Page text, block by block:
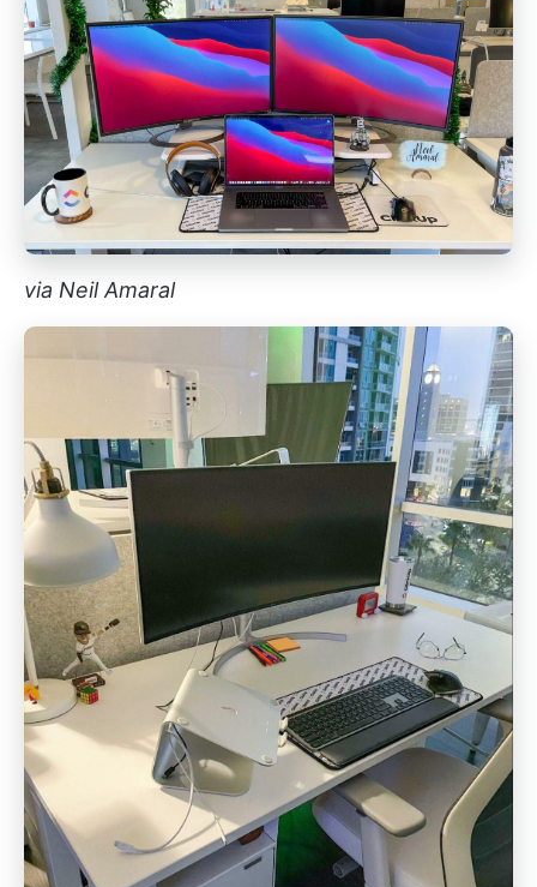
via Neil Amaral